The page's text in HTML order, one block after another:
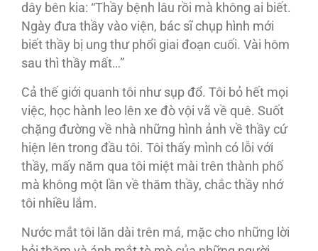
dây bên kia: “Thầy bệnh lâu rồi mà không ai biết.
Ngày đưa thầy vào viện, bác sĩ chụp hình mới
biết thầy bị ung thư phổi giai đoạn cuối. Vài hôm
sau thì thầy mất…”
Cả thế giới quanh tôi như sụp đổ. Tôi bỏ hết mọi
việc, học hành leo lên xe đò vội vã về quê. Suốt
chặng đường về nhà những hình ảnh về thầy cứ
hiện lên trong đầu tôi. Tôi thấy mình có lỗi với
thầy, mấy năm qua tôi miệt mài trên thành phố
mà không một lần về thăm thầy, chắc thầy nhớ
tôi nhiều lắm.
Nước mắt tôi lăn dài trên má, mặc cho những lời